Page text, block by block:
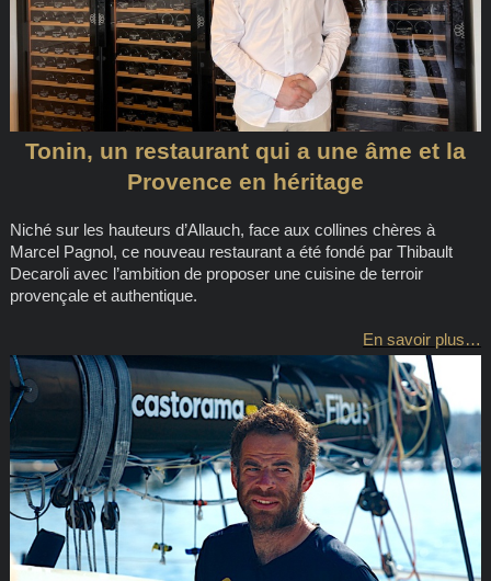
Tonin, un restaurant qui a une âme et la
Provence en héritage
Niché sur les hauteurs d’Allauch, face aux collines chères à
Marcel Pagnol, ce nouveau restaurant a été fondé par Thibault
Decaroli avec l’ambition de proposer une cuisine de terroir
provençale et authentique.
En savoir plus…